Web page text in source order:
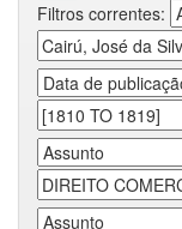
Filtros correntes: